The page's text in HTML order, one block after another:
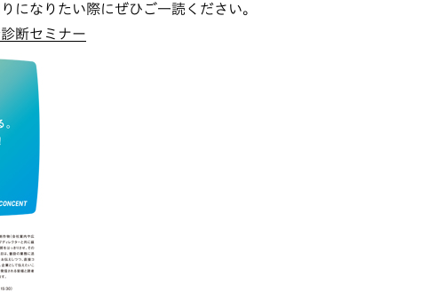
になりたい際にぜひご一読ください。
断セミナー